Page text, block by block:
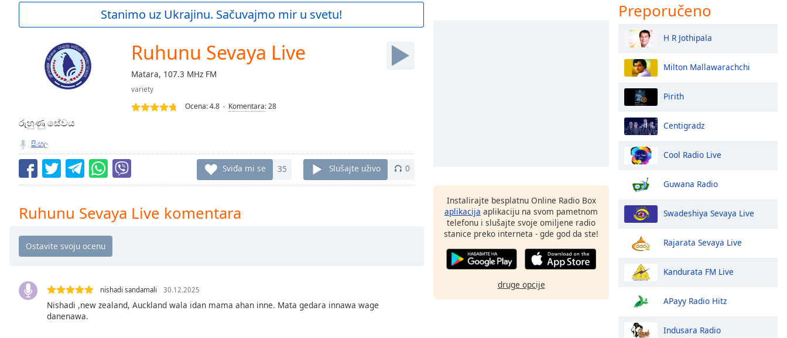
Current
Seek to
live,
currently
behind
LIVE
Remaining
Time-
Playback
Rate
Chapters
Stanimo uz Ukrajinu. Sačuvajmo mir u svetu!
Ruhunu Sevaya Live
Matara, 107.3 MHz FM
variety
Ocena:4.8 Komentara:28
රුහුණු සේවය
සිංහල
Sviđa mi se 35 Slušajte uživo 0
Ruhunu Sevaya Live komentara
nishadi sandamali 30.12.2025
Nishadi ,new zealand, Auckland wala idan mama ahan inne. Mata gedara innawa wage
danenawa.
Instalirajte besplatnu Online Radio Box
aplikacija aplikaciju na svom pametnom
telefonu i slušajte svoje omiljene radio
stanice preko interneta - gde god da ste!
druge opcije
Preporučeno
H R Jothipala
Milton Mallawarachchi
Pirith
Centigradz
Cool Radio Live
Guwana Radio
Swadeshiya Sevaya Live
Rajarata Sevaya Live
Kandurata FM Live
APayy Radio Hitz
Indusara Radio